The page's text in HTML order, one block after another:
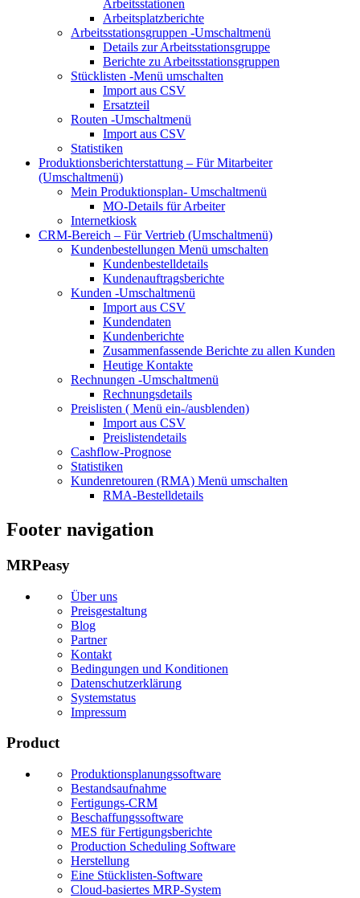
Arbeitsstationen
Arbeitsplatzberichte
Arbeitsstationsgruppen -Umschaltmenü
Details zur Arbeitsstationsgruppe
Berichte zu Arbeitsstationsgruppen
Stücklisten -Menü umschalten
Import aus CSV
Ersatzteil
Routen -Umschaltmenü
Import aus CSV
Statistiken
Produktionsberichterstattung – Für Mitarbeiter
(Umschaltmenü)
Mein Produktionsplan- Umschaltmenü
MO-Details für Arbeiter
Internetkiosk
CRM-Bereich – Für Vertrieb (Umschaltmenü)
Kundenbestellungen Menü umschalten
Kundenbestelldetails
Kundenauftragsberichte
Kunden -Umschaltmenü
Import aus CSV
Kundendaten
Kundenberichte
Zusammenfassende Berichte zu allen Kunden
Heutige Kontakte
Rechnungen -Umschaltmenü
Rechnungsdetails
Preislisten ( Menü ein-/ausblenden)
Import aus CSV
Preislistendetails
Cashflow-Prognose
Statistiken
Kundenretouren (RMA) Menü umschalten
RMA-Bestelldetails
Footer navigation
MRPeasy
Über uns
Preisgestaltung
Blog
Partner
Kontakt
Bedingungen und Konditionen
Datenschutzerklärung
Systemstatus
Impressum
Product
Produktionsplanungssoftware
Bestandsaufnahme
Fertigungs-CRM
Beschaffungssoftware
MES für Fertigungsberichte
Production Scheduling Software
Herstellung
Eine Stücklisten-Software
Cloud-basiertes MRP-System